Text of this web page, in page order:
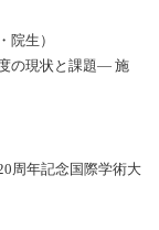
生）
の現状と課題― 施
周年記念国際学術大